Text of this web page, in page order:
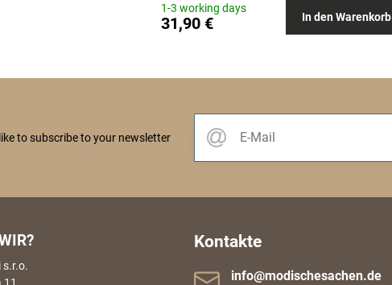
1-3 working days
31,90 € In den Warenkorb
to subscribe to your newsletter
Kontakte
info​@modischesachen​.de